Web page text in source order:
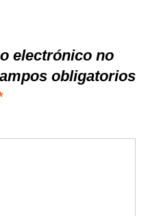
electrónico no
obligatorios